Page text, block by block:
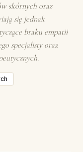
skórnych oraz
się jednak
braku empatii
specjalisty oraz